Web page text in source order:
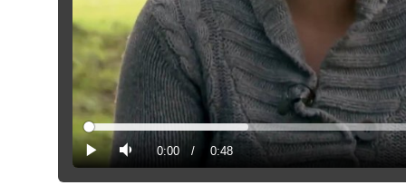
PredvajajTiho Current
Time
0:00 / Duration
0:48
Loaded:
20.80%